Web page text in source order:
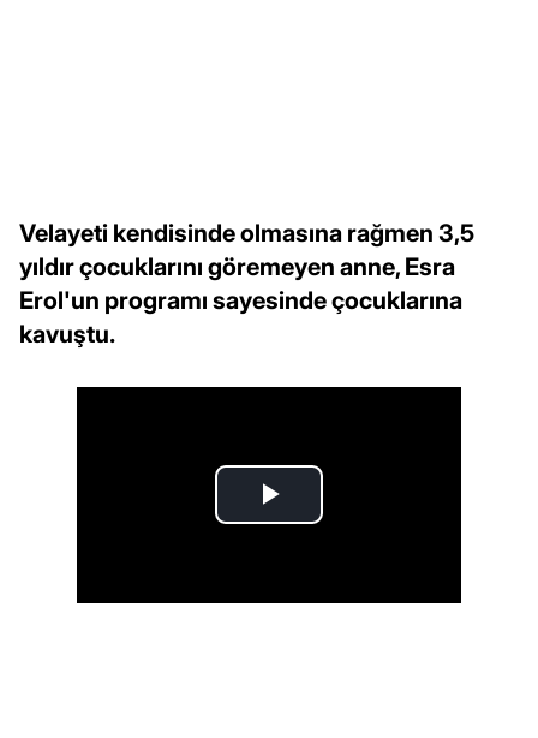
Velayeti kendisinde olmasına rağmen 3,5
yıldır çocuklarını göremeyen anne, Esra
Erol'un programı sayesinde çocuklarına
kavuştu.